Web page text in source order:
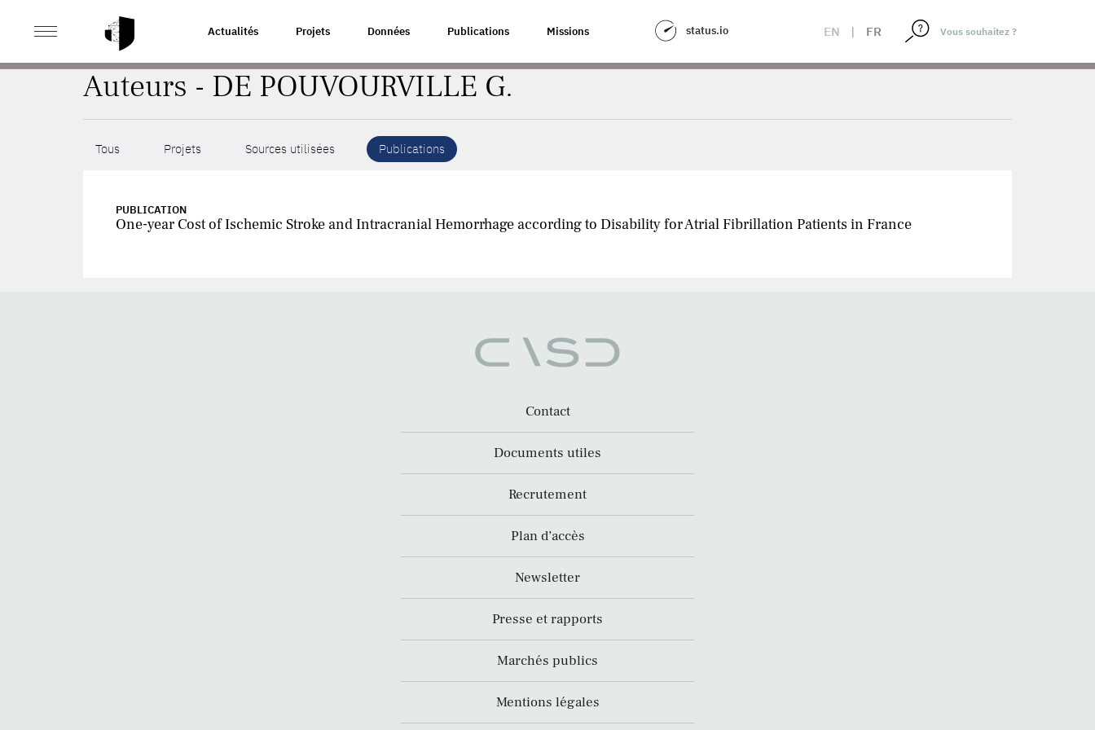
Actualités Projets Données Publications Missions status.io EN | FR
ACCUEIL
Auteurs - DE POUVOURVILLE G.
Tous Projets Sources utilisées Publications
PUBLICATION
One-year Cost of Ischemic Stroke and Intracranial Hemorrhage according to Disability for Atrial Fibrillation Patients in France
Contact
Documents utiles
Recrutement
Plan d’accès
Newsletter
Presse et rapports
Marchés publics
Mentions légales